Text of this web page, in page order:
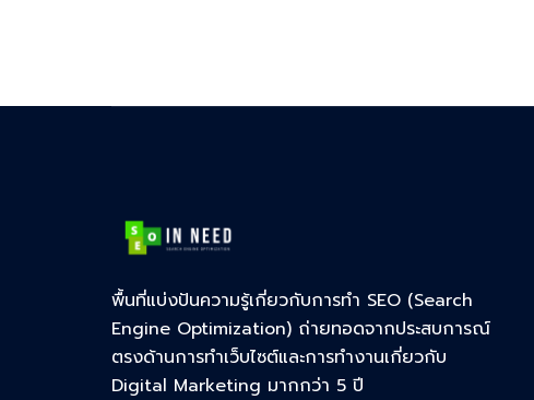
พื้นที่แบ่งปันความรู้เกี่ยวกับการทำ SEO (Search
Engine Optimization) ถ่ายทอดจากประสบการณ์
ตรงด้านการทำเว็บไซต์และการทำงานเกี่ยวกับ
Digital Marketing มากกว่า 5 ปี